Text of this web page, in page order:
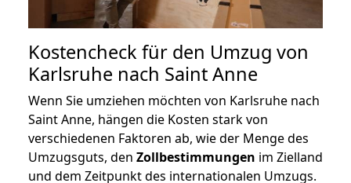
Kostencheck für den Umzug von
Karlsruhe nach Saint Anne
Wenn Sie umziehen möchten von Karlsruhe nach
Saint Anne, hängen die Kosten stark von
verschiedenen Faktoren ab, wie der Menge des
Umzugsguts, den Zollbestimmungen im Zielland
und dem Zeitpunkt des internationalen Umzugs.